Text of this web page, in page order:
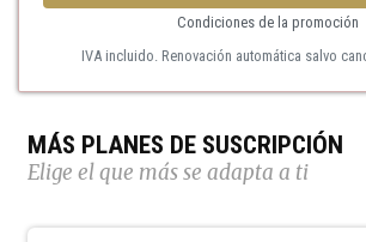
Condiciones de la promoción
IVA incluido. Renovación automática salvo
MÁS PLANES DE SUSCRIPCIÓN
Elige el que más se adapta a ti